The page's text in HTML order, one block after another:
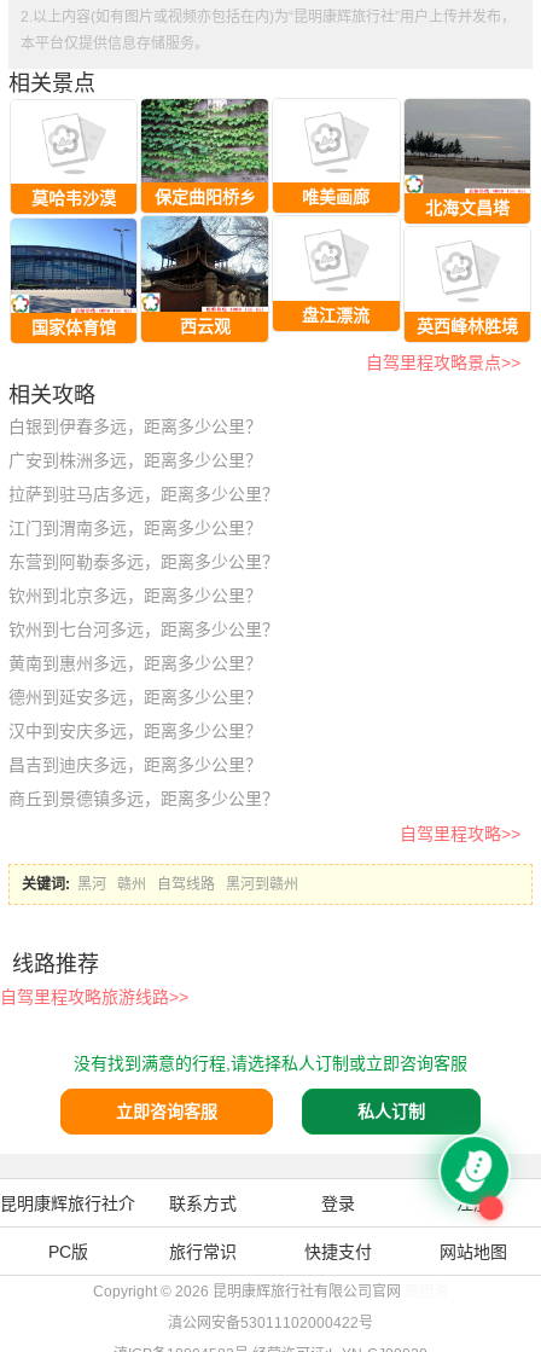
2.以上内容(如有图片或视频亦包括在内)为“昆明康辉旅行社”用户上传并发布，
本平台仅提供信息存储服务。
相关景点
莫哈韦沙漠
国家体育馆
保定曲阳桥乡
西云观
唯美画廊
盘江漂流
北海文昌塔
英西峰林胜境
自驾里程攻略景点>>
相关攻略
白银到伊春多远，距离多少公里？
广安到株洲多远，距离多少公里？
拉萨到驻马店多远，距离多少公里？
江门到渭南多远，距离多少公里？
东营到阿勒泰多远，距离多少公里？
钦州到北京多远，距离多少公里？
钦州到七台河多远，距离多少公里？
黄南到惠州多远，距离多少公里？
德州到延安多远，距离多少公里？
汉中到安庆多远，距离多少公里？
昌吉到迪庆多远，距离多少公里？
商丘到景德镇多远，距离多少公里？
自驾里程攻略>>
关键词: 黑河 赣州 自驾线路 黑河到赣州
线路推荐
自驾里程攻略旅游线路>>
没有找到满意的行程,请选择私人订制或立即咨询客服
立即咨询客服 私人订制
昆明康辉旅行社介
绍
联系方式 登录 注册
PC版 旅行常识 快捷支付 网站地图
Copyright © 2026 昆明康辉旅行社有限公司官网
滇公网安备53011102000422号